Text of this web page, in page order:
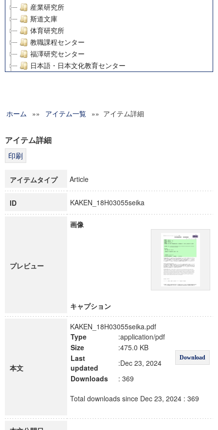
産業研究所
斯道文庫
体育研究所
教職課程センター
福澤研究センター
日本語・日本文化教育センター
グローバルリサーチインスティテュート
科学研究費補助金研究成果報告書
博士課程教育リーディングプログラム「超成熟社会発展のサ
ホーム »» アイテム一覧 »» アイテム詳細
アイテム詳細
アイテムタイプ Article
ID KAKEN_18H03055seika
プレビュー
画像
キャプション
本文
KAKEN_18H03055seika.pdf
Type
:application/pdf
Download
Size
:475.0 KB
Last
updated
:Dec 23, 2024
Downloads
: 369
Total downloads since Dec 23, 2024 : 369